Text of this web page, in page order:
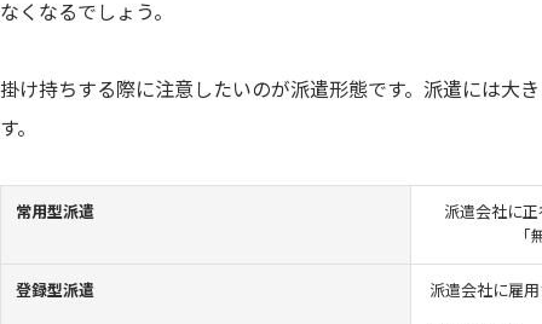
なくなるでしょう。
掛け持ちする際に注意したいのが派遣形態です。派遣には大
す。
常用型派遣
派遣会社に
「
登録型派遣 派遣会社に雇